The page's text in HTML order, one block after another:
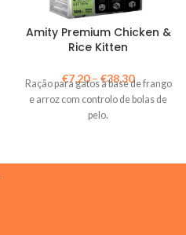
Amity Premium Chicken &
Rice Kitten
€7,20– €38,30
Ração para gatos à base de frango
e arroz com controlo de bolas de
pelo.